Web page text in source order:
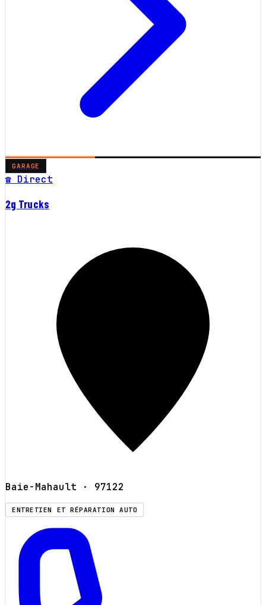
GARAGE
☎ Direct
2g Trucks
Baie-Mahault · 97122
ENTRETIEN ET RÉPARATION AUTO